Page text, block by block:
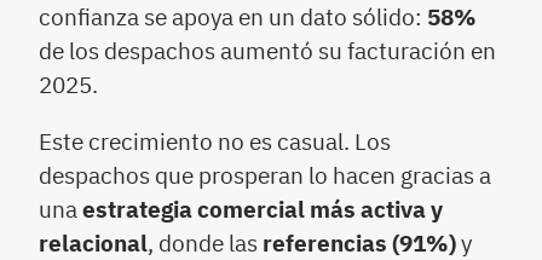
confianza se apoya en un dato sólido: 58%
de los despachos aumentó su facturación en
2025.
Este crecimiento no es casual. Los
despachos que prosperan lo hacen gracias a
unaestrategia comercial más activa y
relacional, donde las referencias (91%)y